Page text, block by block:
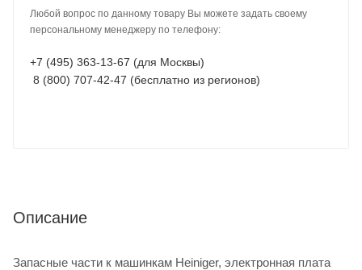
Любой вопрос по данному товару Вы можете задать своему
персональному менеджеру по телефону:
+7 (495) 363-13-67 (для Москвы)
8 (800) 707-42-47 (бесплатно из регионов)
Описание
Запасные части к машинкам Heiniger, электронная плата